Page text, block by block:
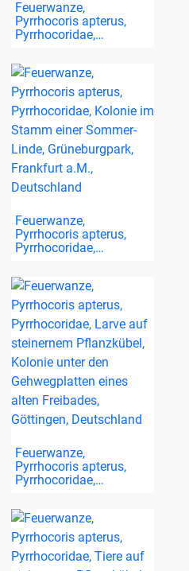
Feuerwanze,
Pyrrhocoris apterus,
Pyrrhocoridae,…
Feuerwanze,
Pyrrhocoris apterus,
Pyrrhocoridae,…
Feuerwanze,
Pyrrhocoris apterus,
Pyrrhocoridae,…